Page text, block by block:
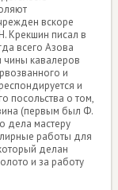
вскоре
Крекшин писал в
всего Азова
чины кавалеров
и
и
посольства о том,
(первым был Ф.
дела мастеру
работы для
делан
и за работу